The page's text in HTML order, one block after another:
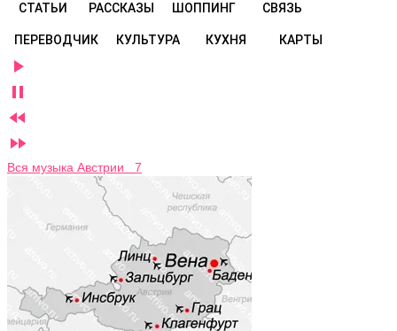
СТАТЬИ РАССКАЗЫ ШОППИНГ СВЯЗЬ
ПЕРЕВОДЧИК КУЛЬТУРА КУХНЯ КАРТЫ




Вся музыка Австрии 7